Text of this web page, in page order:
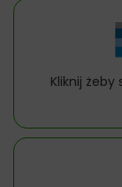
Kliknij